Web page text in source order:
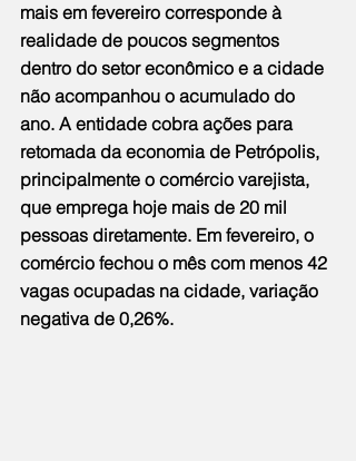
mais em fevereiro corresponde à
realidade de poucos segmentos
dentro do setor econômico e a cidade
não acompanhou o acumulado do
ano. A entidade cobra ações para
retomada da economia de Petrópolis,
principalmente o comércio varejista,
que emprega hoje mais de 20 mil
pessoas diretamente. Em fevereiro, o
comércio fechou o mês com menos 42
vagas ocupadas na cidade, variação
negativa de 0,26%.